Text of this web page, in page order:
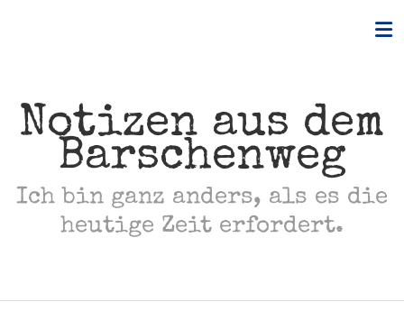
Notizen aus dem
Barschenweg
Ich bin ganz anders, als es die
heutige Zeit erfordert.